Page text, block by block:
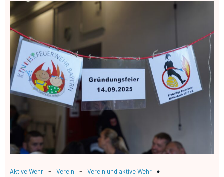
Aktive Wehr - Verein -
Verein und aktive Wehr